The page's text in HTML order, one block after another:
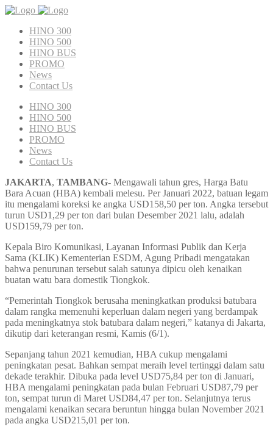
HINO 300
HINO 500
HINO BUS
PROMO
News
Contact Us
HINO 300
HINO 500
HINO BUS
PROMO
News
Contact Us
JAKARTA, TAMBANG- Mengawali tahun gres, Harga Batu
Bara Acuan (HBA) kembali melesu. Per Januari 2022, batuan legam
itu mengalami koreksi ke angka USD158,50 per ton. Angka tersebut
turun USD1,29 per ton dari bulan Desember 2021 lalu, adalah
USD159,79 per ton.
Kepala Biro Komunikasi, Layanan Informasi Publik dan Kerja
Sama (KLIK) Kementerian ESDM, Agung Pribadi mengatakan
bahwa penurunan tersebut salah satunya dipicu oleh kenaikan
buatan watu bara domestik Tiongkok.
“Pemerintah Tiongkok berusaha meningkatkan produksi batubara
dalam rangka memenuhi keperluan dalam negeri yang berdampak
pada meningkatnya stok batubara dalam negeri,” katanya di Jakarta,
dikutip dari keterangan resmi, Kamis (6/1).
Sepanjang tahun 2021 kemudian, HBA cukup mengalami
peningkatan pesat. Bahkan sempat meraih level tertinggi dalam satu
dekade terakhir. Dibuka pada level USD75,84 per ton di Januari,
HBA mengalami peningkatan pada bulan Februari USD87,79 per
ton, sempat turun di Maret USD84,47 per ton. Selanjutnya terus
mengalami kenaikan secara beruntun hingga bulan November 2021
pada angka USD215,01 per ton.